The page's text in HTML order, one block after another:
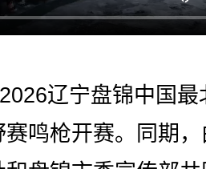
辽宁盘锦中国最
鸣枪开赛。同期